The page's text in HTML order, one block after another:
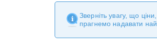
Зверніть увагу, що
прагнемо надавати